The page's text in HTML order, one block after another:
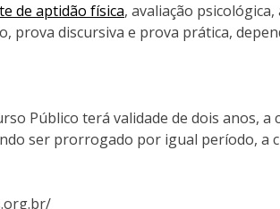
de aptidão física, avaliação
prova discursiva e prova prática,
Público terá validade de dois anos,
ser prorrogado por igual período, a